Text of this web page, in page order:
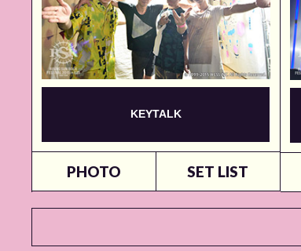
KEYTALK
PHOTO SET LIST